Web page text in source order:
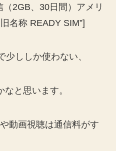
2GB、30日間）アメリ
名称 READY SIM”]
ししか使わない、
と思います。
動画視聴は通信料がす